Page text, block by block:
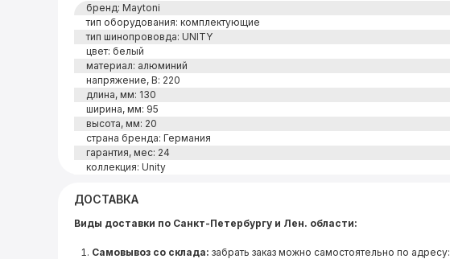
бренд: Maytoni
тип оборудования: комплектующие
тип шинопрововда: UNITY
цвет: белый
материал: алюминий
напряжение, В: 220
длина, мм: 130
ширина, мм: 95
высота, мм: 20
страна бренда: Германия
гарантия, мес: 24
коллекция: Unity
ДОСТАВКА
Виды доставки по Санкт-Петербургу и Лен. области:
Самовывоз со склада: забрать заказ можно самостоятельно по адресу: